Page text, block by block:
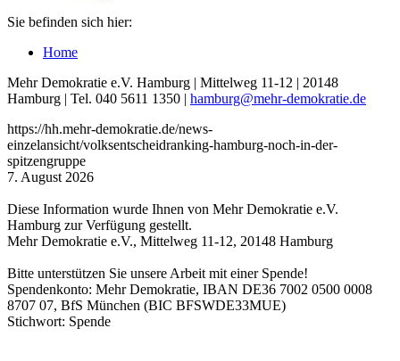
Sie befinden sich hier:
Home
Mehr Demokratie e.V. Hamburg | Mittelweg 11-12 | 20148
Hamburg | Tel. 040 5611 1350 | hamburg@mehr-demokratie.de
https://hh.mehr-demokratie.de/news-
einzelansicht/volksentscheidranking-hamburg-noch-in-der-
spitzengruppe
7. August 2026
Diese Information wurde Ihnen von Mehr Demokratie e.V.
Hamburg zur Verfügung gestellt.
Mehr Demokratie e.V., Mittelweg 11-12, 20148 Hamburg
Bitte unterstützen Sie unsere Arbeit mit einer Spende!
Spendenkonto: Mehr Demokratie, IBAN DE36 7002 0500 0008
8707 07, BfS München (BIC BFSWDE33MUE)
Stichwort: Spende